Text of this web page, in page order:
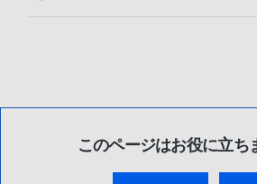
このページはお役に立ち